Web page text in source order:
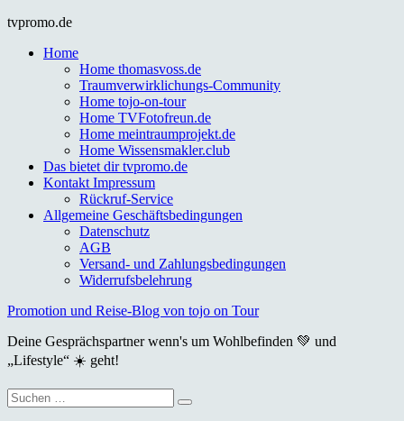
Skip
content
tvpromo.de
Home
Home thomasvoss.de
Traumverwirklichungs-Community
Home tojo-on-tour
Home TVFotofreun.de
Home meintraumprojekt.de
Home Wissensmakler.club
Das bietet dir tvpromo.de
Kontakt Impressum
Rückruf-Service
Allgemeine Geschäftsbedingungen
Datenschutz
AGB
Versand- und Zahlungsbedingungen
Widerrufsbelehrung
Promotion und Reise-Blog von tojo on Tour
Deine Gesprächspartner wenn's um Wohlbefinden 💚 und
„Lifestyle“ ☀️ geht!
Suche
nach: